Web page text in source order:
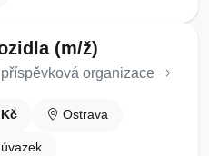
(m/ž)
organizace
Ostrava